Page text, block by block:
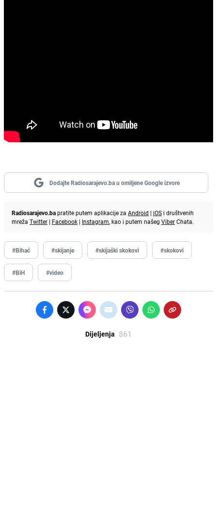
Dodajte Radiosarajevo.ba u omiljene Google izvore
Radiosarajevo.bapratite putem aplikacije za Android | iOS i društvenih
mreža Twitter | Facebook | Instagram, kao i putem našeg ViberChata.
#Bihać #skijanje #skijaški skokovi #skokovi
#BiH #video
Dijeljenja 861